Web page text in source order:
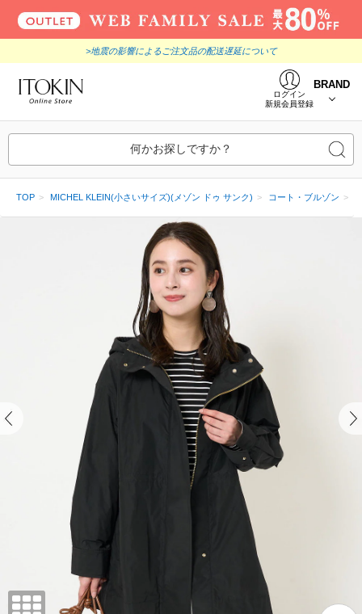
>地震の影響によるご注文品の配送遅延について
ログイン
新規会員登録
BRAND
何かお探しですか？
TOP MICHEL KLEIN(小さいサイズ)(メゾン ドゥ サンク) コート・ブルゾン